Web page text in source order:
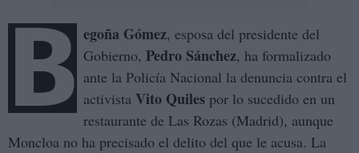
B egoña Gómez, esposa del presidente del
Gobierno, Pedro Sánchez, ha formalizado
ante la Policía Nacional la denuncia contra el
activista Vito Quiles por lo sucedido en un
restaurante de Las Rozas (Madrid), aunque
Moncloa no ha precisado el delito del que le acusa. La